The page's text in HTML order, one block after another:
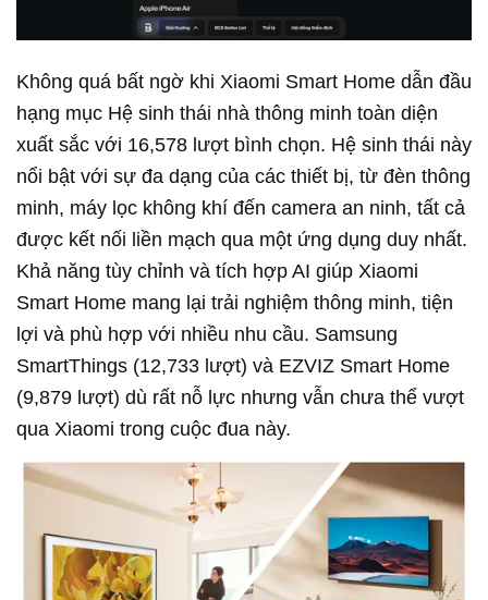
Không quá bất ngờ khi Xiaomi Smart Home dẫn đầu
hạng mục Hệ sinh thái nhà thông minh toàn diện
xuất sắc với 16,578 lượt bình chọn. Hệ sinh thái này
nổi bật với sự đa dạng của các thiết bị, từ đèn thông
minh, máy lọc không khí đến camera an ninh, tất cả
được kết nối liền mạch qua một ứng dụng duy nhất.
Khả năng tùy chỉnh và tích hợp AI giúp Xiaomi
Smart Home mang lại trải nghiệm thông minh, tiện
lợi và phù hợp với nhiều nhu cầu. Samsung
SmartThings (12,733 lượt) và EZVIZ Smart Home
(9,879 lượt) dù rất nỗ lực nhưng vẫn chưa thể vượt
qua Xiaomi trong cuộc đua này.